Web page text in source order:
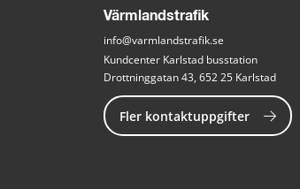
Värmlandstrafik
info@varmlandstrafik.se
Kundcenter Karlstad busstation
Drottninggatan 43, 652 25 Karlstad
Fler kontaktuppgifter